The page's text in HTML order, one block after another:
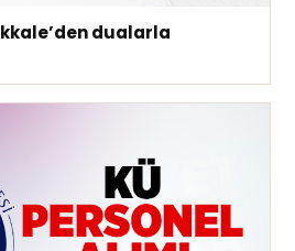
dualarla